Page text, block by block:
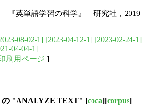
英単語学習の科学』 研究社，2019
08-02-1] [2023-04-12-1] [2023-02-24-1]
04-04-1]
刷用ページ ]
の "ANALYZE TEXT" [coca][corpus]